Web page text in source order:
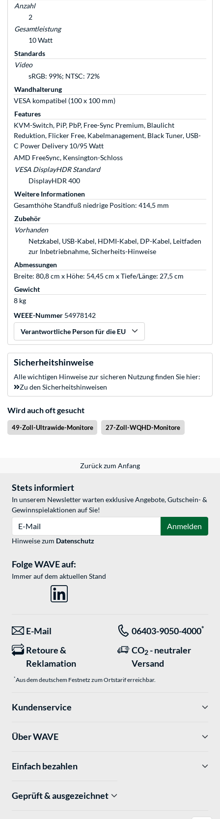
Anzahl
2
Gesamtleistung
10 Watt
Standards
Video
sRGB: 99%; NTSC: 72%
Wandhalterung
VESA kompatibel (100 x 100 mm)
Features
KVM-Switch, PiP, PbP, Free-Sync Premium, Blaulicht
Reduktion, Flicker Free, Kabelmanagement, Black Tuner, USB-
C Power Delivery 10/95 Watt
AMD FreeSync, Kensington-Schloss
VESA DisplayHDR Standard
DisplayHDR 400
Weitere Informationen
Gesamthöhe Standfuß niedrige Position: 414,5 mm
Zubehör
Vorhanden
Netzkabel, USB-Kabel, HDMI-Kabel, DP-Kabel, Leitfaden
zur Inbetriebnahme, Sicherheits-Hinweise
Abmessungen
Breite: 80,8 cm x Höhe: 54,45 cm x Tiefe/Länge: 27,5 cm
Gewicht
8 kg
WEEE-Nummer 54978142
Verantwortliche Person für die EU
Sicherheitshinweise
Alle wichtigen Hinweise zur sicheren Nutzung finden Sie hier:
Zu den Sicherheitshinweisen
Wird auch oft gesucht
49-Zoll-Ultrawide-Monitore 27-Zoll-WQHD-Monitore
Zurück zum Anfang
Stets informiert
In unserem Newsletter warten exklusive Angebote, Gutschein- &
Gewinnspielaktionen auf Sie!
Anmelden
Hinweise zum Datenschutz
Folge WAVE auf:
Immer auf dem aktuellen Stand
E-Mail 06403-9050-4000*
Retoure &
Reklamation
CO2 - neutraler
Versand
*Aus dem deutschem Festnetz zum Ortstarif erreichbar.
Kundenservice
Über WAVE
Einfach bezahlen
Geprüft & ausgezeichnet